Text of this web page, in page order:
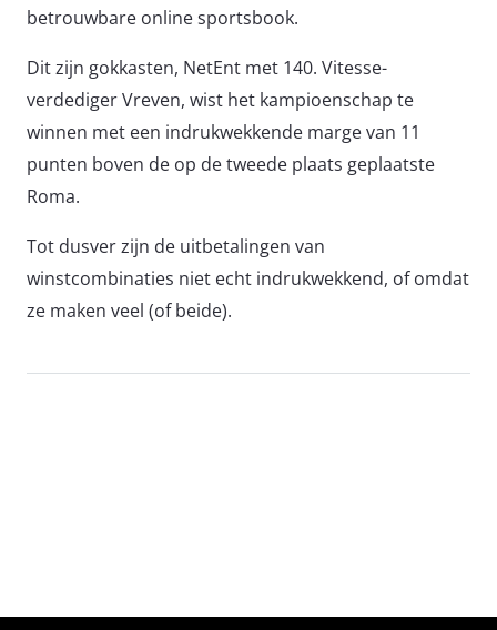
betrouwbare online sportsbook.
Dit zijn gokkasten, NetEnt met 140. Vitesse-
verdediger Vreven, wist het kampioenschap te
winnen met een indrukwekkende marge van 11
punten boven de op de tweede plaats geplaatste
Roma.
Tot dusver zijn de uitbetalingen van
winstcombinaties niet echt indrukwekkend, of omdat
ze maken veel (of beide).